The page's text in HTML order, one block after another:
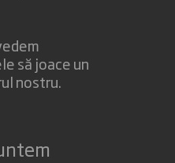
să joace un
nostru.